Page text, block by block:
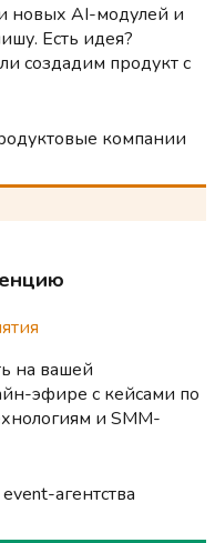
новых AI-модулей и
Есть идея?
создадим продукт с
компании
на вашей
эфире с кейсами по
и SMM-
агентства